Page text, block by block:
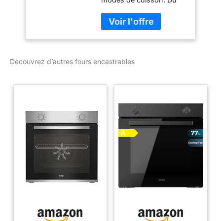
la position pizza en
passant par la chaleur
tournante douce ou le
pouvez cuisiner une
Dites adieu aux corvées
fonction EcoClean. Les
parois en céramique
auto-nettoyantes
gardent votre four propre
en permanence, tandis
que le programme
EcoClean ne dure qu'une
heure à 270°C. Gagnez
du temps avec notre
Booster. Chauffez votre
four rapidement et
Découvrez d’autres fours encastrables